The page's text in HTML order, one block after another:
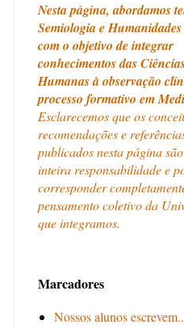
Nesta página, abordamos
Semiologia e
com o objetivo de integrar
conhecimentos das
Humanas à observação
processo formativo em
Esclarecemos que os
recomendações e
publicados nesta página
inteira responsabilidade e
corresponder
pensamento coletivo da
que integramos.
Marcadores
Nossos alunos